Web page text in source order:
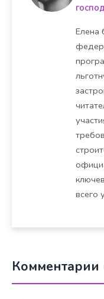
Елена
всего
Комментарии